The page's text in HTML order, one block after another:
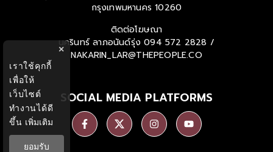
ที่อยู่ : 1854 ชั้น 6 ถ. เทพรัตน แขวงบางนาใต้ เขตบางนา
กรุงเทพมหานคร 10260
ติดต่อโฆษณา
นครินทร์ ลาภอนันด์รุ่ง 094 572 2828 /
SOCIAL MEDIA PLATFORMS
×
เราใช้คุกกี้
เพื่อให้
เว็บไซต์
ทำงานได้ดี
ขึ้น เพิ่มเติม
ยอมรับ